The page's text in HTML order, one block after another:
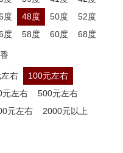
度 48度 50度
52度
度 58度 60度 68度
右
100元左右
元左右
500元左右
元左右 2000元以上